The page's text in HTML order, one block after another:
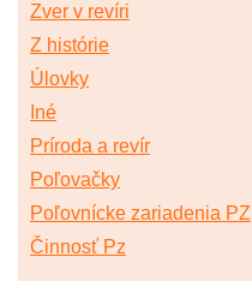
Zver v revíri
Z histórie
Úlovky
Iné
Príroda a revír
Poľovačky
Poľovnícke zariadenia PZ
Činnosť Pz